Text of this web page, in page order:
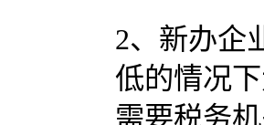
2、新办企
低的情况
需要税务